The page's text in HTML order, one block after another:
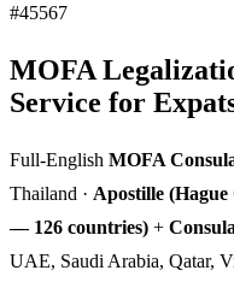
#45567
MOFA
Service for
Full-English MOFA
Thailand · Apostille
— 126 countries) +
UAE, Saudi Arabia, Qatar,